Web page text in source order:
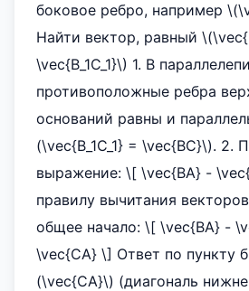
боковое ребро, например
Найти вектор, равный
\vec{B_1C_1}\) 1. В
противоположные ребра
оснований равны и
(\vec{B_1C_1} = \vec{BC}\). 2.
выражение: \[ \vec{BA} -
правилу вычитания
общее начало: \[ \vec{BA} -
\vec{CA} \] Ответ по пункту
(\vec{CA}\) (диагональ